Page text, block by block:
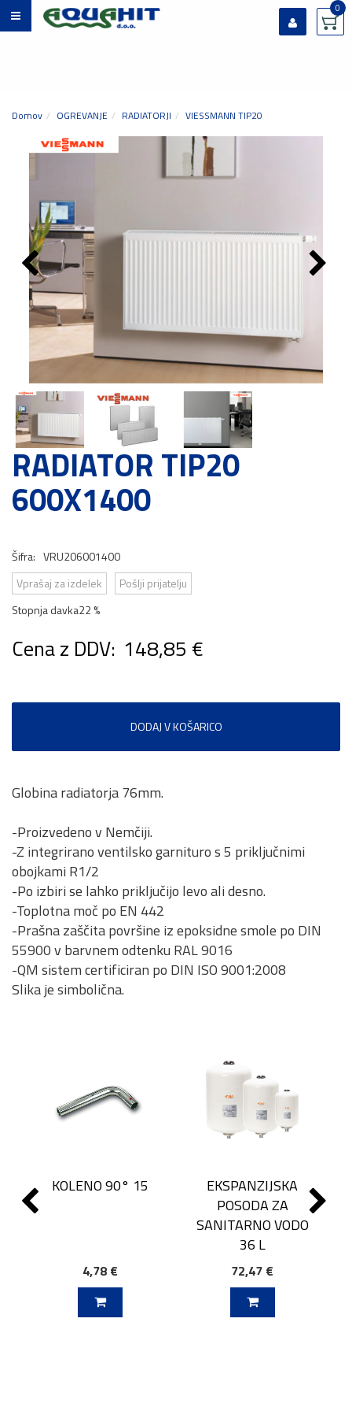
0
Domov OGREVANJE RADIATORJI VIESSMANN TIP20
RADIATOR TIP20
600X1400
Šifra: VRU206001400
Vprašaj za izdelek
Pošlji prijatelju
Stopnja davka22 %
Cena z DDV: 148,85 €
DODAJ V KOŠARICO
Globina radiatorja 76mm.
-Proizvedeno v Nemčiji.
-Z integrirano ventilsko garnituro s 5 priključnimi
obojkami R1/2
-Po izbiri se lahko priključijo levo ali desno.
-Toplotna moč po EN 442
-Prašna zaščita površine iz epoksidne smole po DIN
55900 v barvnem odtenku RAL 9016
-QM sistem certificiran po DIN ISO 9001:2008
Slika je simbolična.
KOLENO 90° 15
4,78 €
EKSPANZIJSKA
POSODA ZA
SANITARNO VODO
36 L
72,47 €